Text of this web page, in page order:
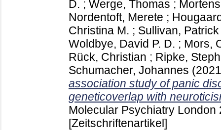
D. ; Werge, Thomas ;
Nordentoft, Merete ;
Christina M. ; Sullivan, Patrick
Woldbye, David P. D. ; Mors,
Rück, Christian ; Ripke,
Schumacher, Johannes
association study of panic
geneticoverlap with
Molecular Psychiatry London
[Zeitschriftenartikel]